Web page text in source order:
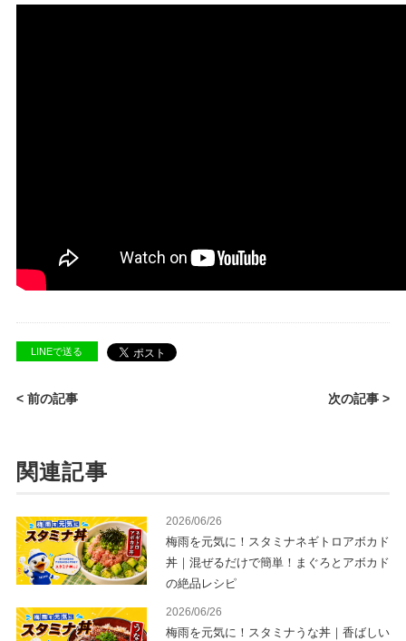
LINEで送る
< 前の記事 次の記事 >
関連記事
2026/06/26
梅雨を元気に！スタミナネギトロアボカド
丼｜混ぜるだけで簡単！まぐろとアボカド
の絶品レシピ
2026/06/26
梅雨を元気に！スタミナうな丼｜香ばしい